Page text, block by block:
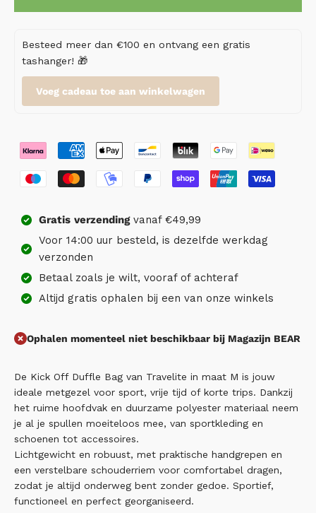
Besteed meer dan €100 en ontvang een gratis
tashanger! 🎁
Voeg cadeau toe aan winkelwagen
Gratis verzendingvanaf €49,99
Voor 14:00 uur besteld, is dezelfde werkdag
verzonden
Betaal zoals je wilt, vooraf of achteraf
Altijd gratis ophalen bij een van onze winkels
Ophalen momenteel niet beschikbaar bij Magazijn BEAR
De Kick Off Duffle Bag van Travelite in maat M is jouw
ideale metgezel voor sport, vrije tijd of korte trips. Dankzij
het ruime hoofdvak en duurzame polyester materiaal neem
je al je spullen moeiteloos mee, van sportkleding en
schoenen tot accessoires.
Lichtgewicht en robuust, met praktische handgrepen en
een verstelbare schouderriem voor comfortabel dragen,
zodat je altijd onderweg bent zonder gedoe. Sportief,
functioneel en perfect georganiseerd.